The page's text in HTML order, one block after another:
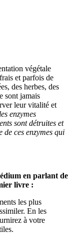
végétale
et parfois de
des herbes, des
sont jamais
leur vitalité et
enzymes
sont détruites et
de ces enzymes qui
en parlant de
livre :
les plus
En les
à votre